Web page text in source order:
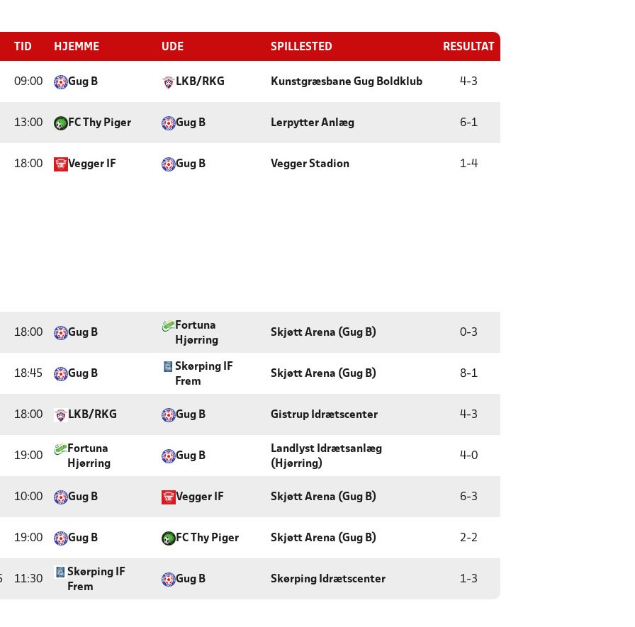
TID HJEMME UDE SPILLESTED RESULTAT
09:00 Gug B LKB/RKG Kunstgræsbane Gug Boldklub 4-3
13:00 FC Thy Piger Gug B Lerpytter Anlæg 6-1
18:00 Vegger IF Gug B Vegger Stadion 1-4
18:00 Gug B
Fortuna
Hjørring
Skjøtt Arena (Gug B) 0-3
18:45 Gug B
Skørping IF
Frem
Skjøtt Arena (Gug B) 8-1
18:00 LKB/RKG Gug B Gistrup Idrætscenter 4-3
19:00
Fortuna
Hjørring
Gug B
Landlyst Idrætsanlæg
(Hjørring)
4-0
10:00 Gug B Vegger IF Skjøtt Arena (Gug B) 6-3
19:00 Gug B FC Thy Piger Skjøtt Arena (Gug B) 2-2
11:30
Skørping IF
Frem
Gug B Skørping Idrætscenter 1-3